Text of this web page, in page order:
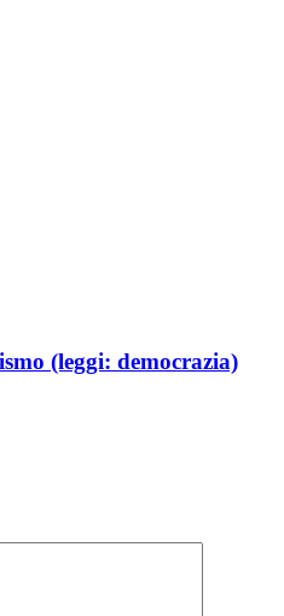
(leggi: democrazia)